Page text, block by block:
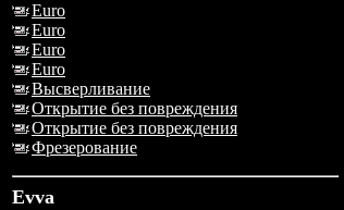
Euro
Euro
Euro
Euro
Высверливание
Открытие без повреждения
Открытие без повреждения
Фрезерование
Evva